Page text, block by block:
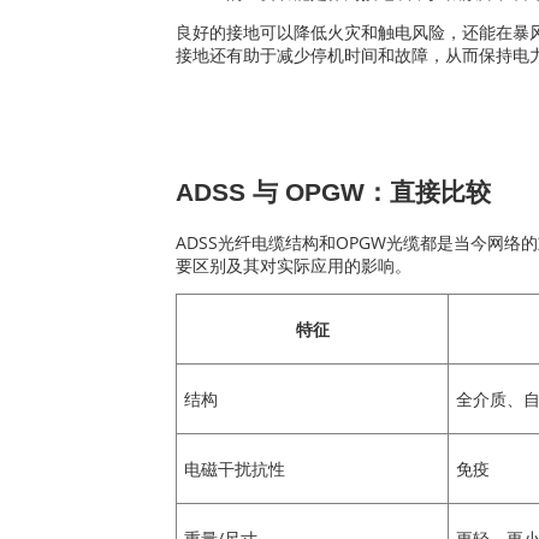
良好的接地可以降低火灾和触电风险，还能在
接地还有助于减少停机时间和故障，从而保持电
ADSS 与 OPGW：直接比较
ADSS光纤电缆结构和OPGW光缆都是当今网络
要区别及其对实际应用的影响。
特征
结构 全介质、
电磁干扰抗性 免疫